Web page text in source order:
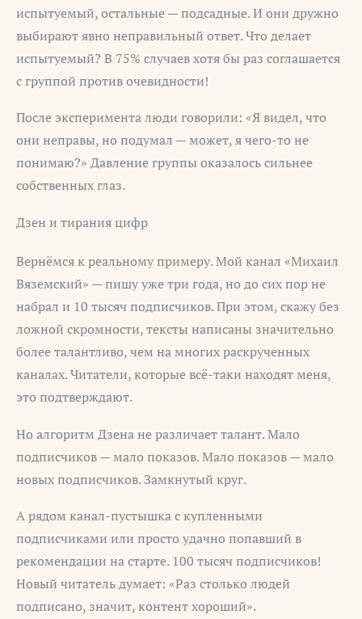
испытуемый, остальные — подсадные. И они дружно
выбирают явно неправильный ответ. Что делает
испытуемый? В 75% случаев хотя бы раз соглашается
с группой против очевидности!
После эксперимента люди говорили: «Я видел, что
они неправы, но подумал — может, я чего-то не
понимаю?» Давление группы оказалось сильнее
собственных глаз.
Дзен и тирания цифр
Вернёмся к реальному примеру. Мой канал «Михаил
Вяземский» — пишу уже три года, но до сих пор не
набрал и 10 тысяч подписчиков. При этом, скажу без
ложной скромности, тексты написаны значительно
более талантливо, чем на многих раскрученных
каналах. Читатели, которые всё-таки находят меня,
это подтверждают.
Но алгоритм Дзена не различает талант. Мало
подписчиков — мало показов. Мало показов — мало
новых подписчиков. Замкнутый круг.
А рядом канал-пустышка с купленными
подписчиками или просто удачно попавший в
рекомендации на старте. 100 тысяч подписчиков!
Новый читатель думает: «Раз столько людей
подписано, значит, контент хороший».